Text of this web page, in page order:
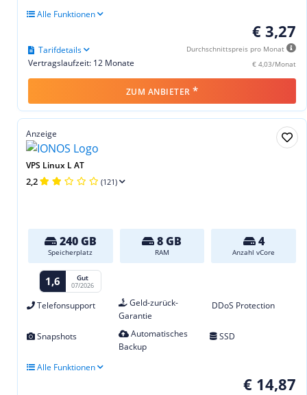
Alle Funktionen
€ 3,27
Durchschnittspreis pro Monat
€ 4,03/Monat
Vertragslaufzeit: 12 Monate
Tarifdetails
ZUM ANBIETER *
Anzeige
VPS Linux L AT
2,2 (121)
240 GB
Speicherplatz
8 GB
RAM
4
Anzahl vCore
1,6 Gut
07/2026
Telefonsupport
Geld-zurück-
Garantie
DDoS Protection
Snapshots
Automatisches
Backup
SSD
Alle Funktionen
€ 14,87